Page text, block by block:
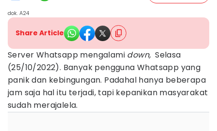
dok. A24
Share Article
Server Whatsapp mengalami down,Selasa
(25/10/2022). Banyak pengguna Whatsapp yang
panik dan kebingungan. Padahal hanya beberapa
jam saja hal itu terjadi, tapi kepanikan masyarakat
sudah merajalela.